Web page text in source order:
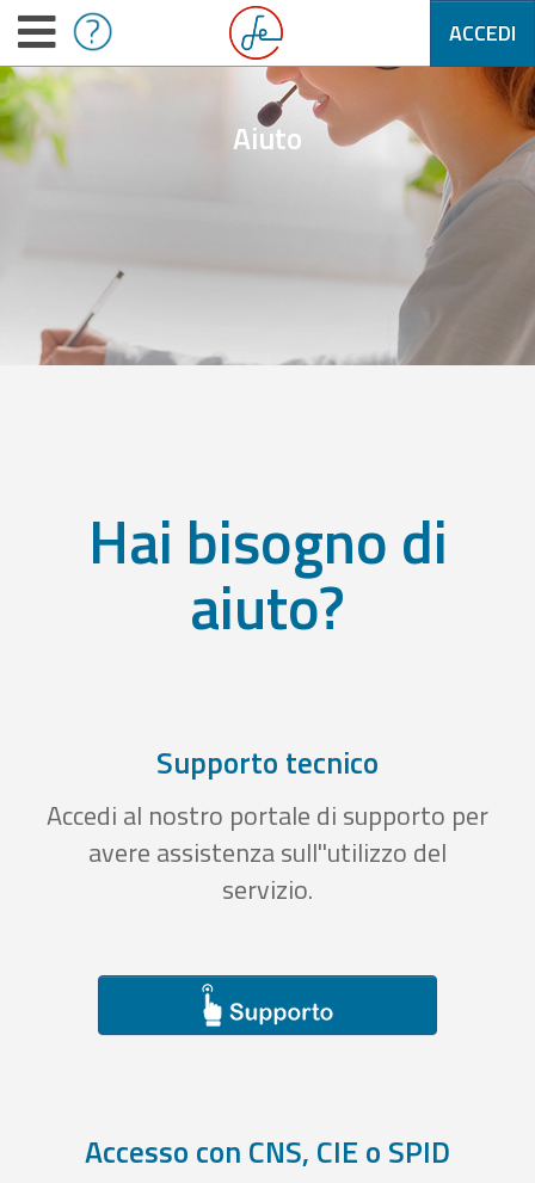
ACCEDI
Aiuto
Hai bisogno di
aiuto?
Supporto tecnico
Accedi al nostro portale di supporto per
avere assistenza sull''utilizzo del
servizio.
Accesso con CNS, CIE o SPID